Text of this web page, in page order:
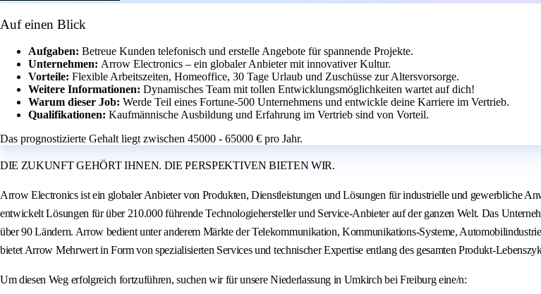
Auf einen Blick
Aufgaben: Betreue Kunden telefonisch und erstelle Angebote für spannende Projekte.
Unternehmen: Arrow Electronics – ein globaler Anbieter mit innovativer Kultur.
Vorteile: Flexible Arbeitszeiten, Homeoffice, 30 Tage Urlaub und Zuschüsse zur Altersvorsorge.
Weitere Informationen: Dynamisches Team mit tollen Entwicklungsmöglichkeiten wartet auf dich!
Warum dieser Job: Werde Teil eines Fortune-500 Unternehmens und entwickle deine Karriere im Vertrieb.
Qualifikationen: Kaufmännische Ausbildung und Erfahrung im Vertrieb sind von Vorteil.
Das prognostizierte Gehalt liegt zwischen 45000 - 65000 € pro Jahr.
DIE ZUKUNFT GEHÖRT IHNEN. DIE PERSPEKTIVEN BIETEN WIR.
Arrow Electronics ist ein globaler Anbieter von Produkten, Dienstleistungen und Lösungen für industrielle und gewerbliche
entwickelt Lösungen für über 210.000 führende Technologiehersteller und Service-Anbieter auf der ganzen Welt. Das
über 90 Ländern. Arrow bedient unter anderem Märkte der Telekommunikation, Kommunikations-Systeme,
bietet Arrow Mehrwert in Form von spezialisierten Services und technischer Expertise entlang des gesamten Produkt-
Um diesen Weg erfolgreich fortzuführen, suchen wir für unsere Niederlassung in Umkirch bei Freiburg eine/n: